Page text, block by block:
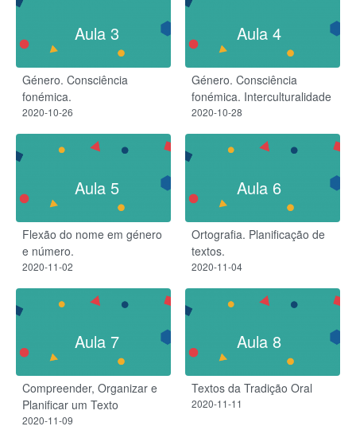
Aula 3
Género. Consciência
fonémica.
2020-10-26
Aula 4
Género. Consciência
fonémica. Interculturalidade
2020-10-28
Aula 5
Flexão do nome em género
e número.
2020-11-02
Aula 6
Ortografia. Planificação de
textos.
2020-11-04
Aula 7
Compreender, Organizar e
Planificar um Texto
2020-11-09
Aula 8
Textos da Tradição Oral
2020-11-11